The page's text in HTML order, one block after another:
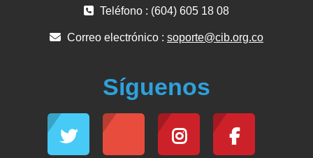
Teléfono : (604) 605 18 08
Correo electrónico : soporte@cib.org.co
Síguenos